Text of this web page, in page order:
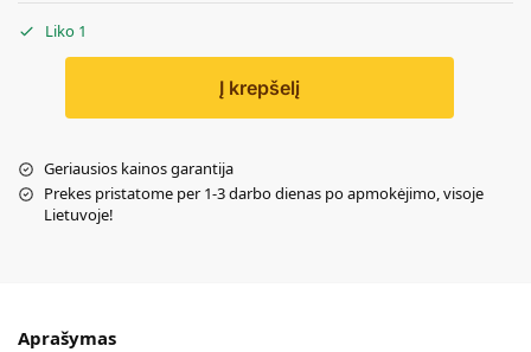
Liko 1
Į krepšelį
Geriausios kainos garantija
Prekes pristatome per 1-3 darbo dienas po apmokėjimo, visoje
Lietuvoje!
Aprašymas